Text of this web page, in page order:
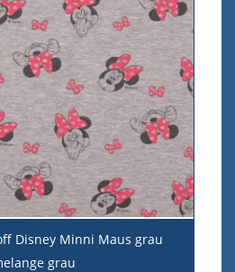
Disney Minni Maus grau
grau